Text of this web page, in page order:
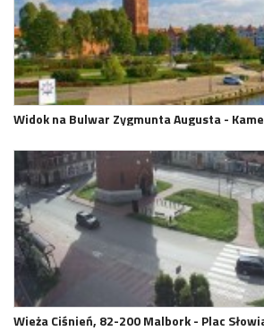
Widok na Bulwar Zygmunta Augusta -
Wieża Ciśnień, 82-200 Malbork - Plac